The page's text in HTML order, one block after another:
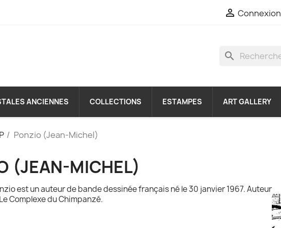
 Connexion
search
ANCIENNES COLLECTIONS ESTAMPES ART GALLERY
P Ponzio (Jean-Michel)
(JEAN-MICHEL)
est un auteur de bande dessinée français né le 30 janvier 1967. Auteur
Complexe du Chimpanzé.